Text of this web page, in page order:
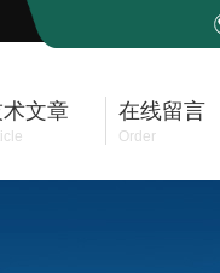
文章 在线留言
Order